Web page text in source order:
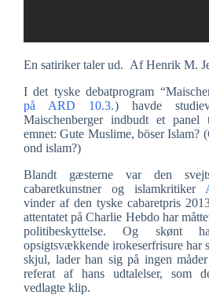
En satiriker taler ud. Af Henrik M.
I det tyske debatprogram
på ARD 10.3.) havde
Maischenberger indbudt et
emnet: Gute Muslime, böser Islam?
ond islam?)
Blandt gæsterne var den
cabaretkunstner og islamkritiker
vinder af den tyske cabaretpris
attentatet på Charlie Hebdo har
politibeskyttelse. Og skønt
opsigtsvækkende irokeserfrisure har
skjul, lader han sig på ingen
referat af hans udtalelser, som
vedlagte klip.